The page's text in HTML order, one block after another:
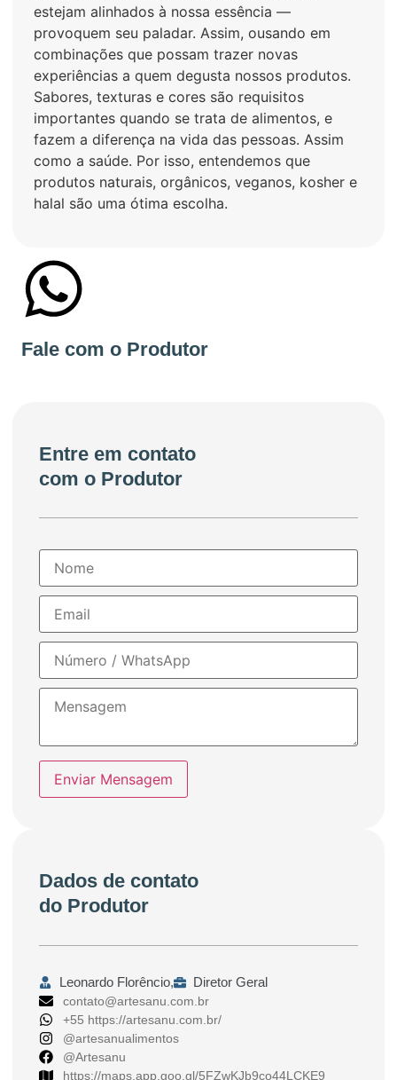
estejam alinhados à nossa essência —
provoquem seu paladar. Assim, ousando em
combinações que possam trazer novas
experiências a quem degusta nossos produtos.
Sabores, texturas e cores são requisitos
importantes quando se trata de alimentos, e
fazem a diferença na vida das pessoas. Assim
como a saúde. Por isso, entendemos que
produtos naturais, orgânicos, veganos, kosher e
halal são uma ótima escolha.
Fale com o Produtor
Entre em contato
com o Produtor
Enviar Mensagem
Dados de contato
do Produtor
Leonardo Florêncio, Diretor Geral
contato@artesanu.com.br
+55 https://artesanu.com.br/
@artesanualimentos
@Artesanu
https://maps.app.goo.gl/5FZwKJb9co44LCKE9